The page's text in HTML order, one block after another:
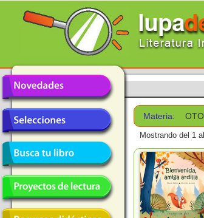
Materia:
Mostrando del 1